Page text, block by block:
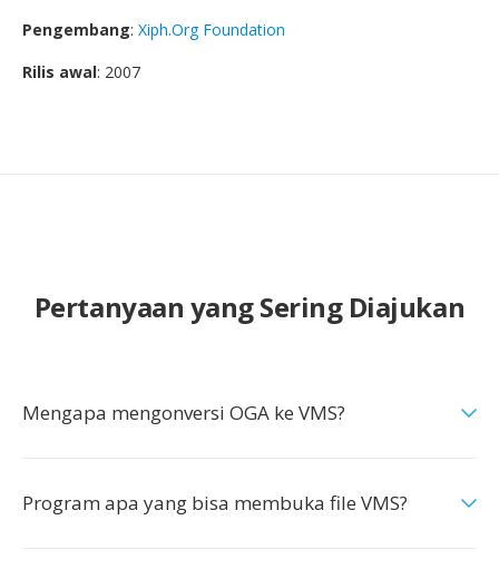
Pengembang: Xiph.Org Foundation
Rilis awal: 2007
Pertanyaan yang Sering Diajukan
Mengapa mengonversi OGA ke VMS?
Program apa yang bisa membuka file VMS?